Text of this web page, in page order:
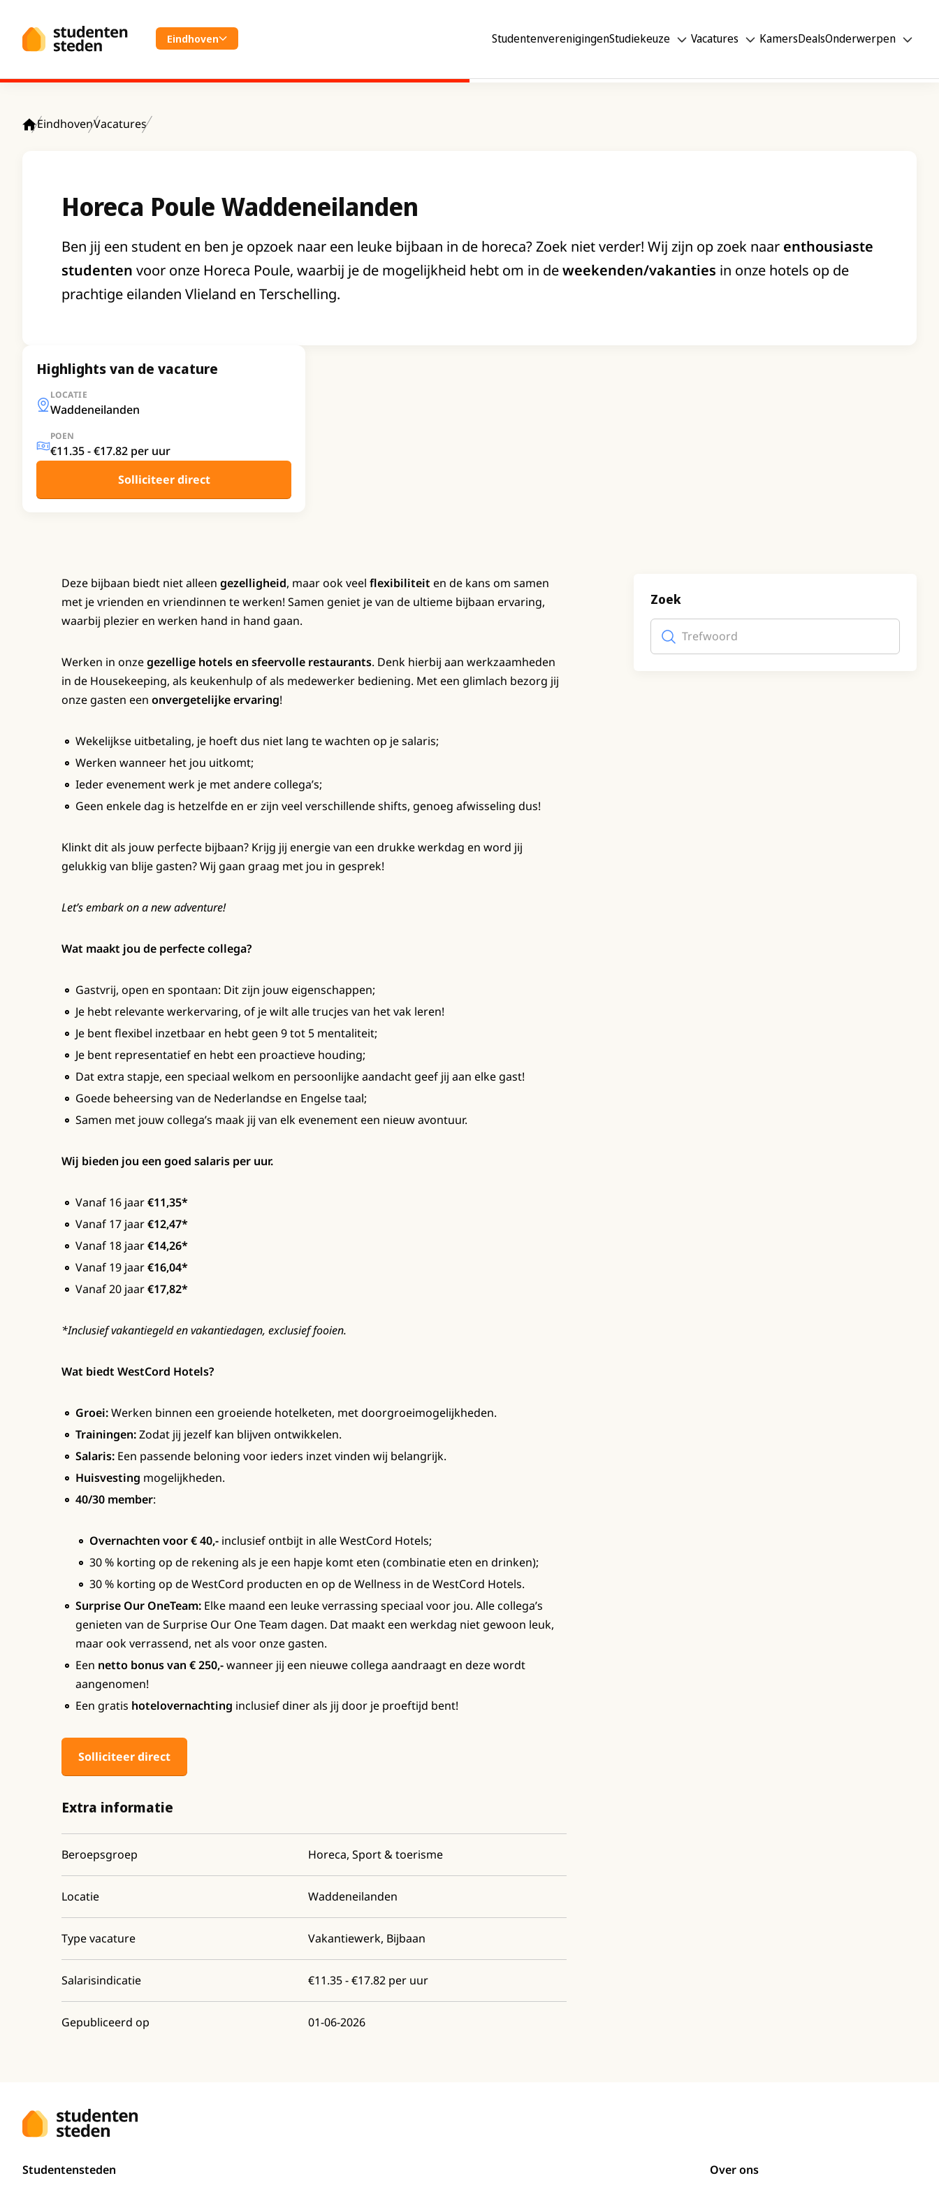
Eindhoven StudentenverenigingenStudiekeuze Vacatures KamersDealsOnderwerpen
EindhovenVacatures
Horeca Poule Waddeneilanden
Ben jij een student en ben je opzoek naar een leuke bijbaan in de horeca? Zoek niet verder! Wij zijn op zoek naar enthousiaste
studenten voor onze Horeca Poule, waarbij je de mogelijkheid hebt om in deweekenden/vakanties in onze hotels op de
prachtige eilanden Vlieland en Terschelling.
Highlights van de vacature
LOCATIE
Waddeneilanden
POEN
€11.35 - €17.82 per uur
Solliciteer direct
Deze bijbaan biedt niet alleen gezelligheid, maar ook veel flexibiliteit en de kans om samen
met je vrienden en vriendinnen te werken! Samen geniet je van de ultieme bijbaan ervaring,
waarbij plezier en werken hand in hand gaan.
Werken in onzegezellige hotels en sfeervolle restaurants. Denk hierbij aan werkzaamheden
in de Housekeeping, als keukenhulp of als medewerker bediening. Met een glimlach bezorg jij
onze gasten een onvergetelijke ervaring!
Wekelijkse uitbetaling, je hoeft dus niet lang te wachten op je salaris;
Werken wanneer het jou uitkomt;
Ieder evenement werk je met andere collega’s;
Geen enkele dag is hetzelfde en er zijn veel verschillende shifts, genoeg afwisseling dus!
Klinkt dit als jouw perfecte bijbaan? Krijg jij energie van een drukke werkdag en word jij
gelukkig van blije gasten? Wij gaan graag met jou in gesprek!
Let’s embark on a new adventure!
Wat maakt jou de perfecte collega?
Gastvrij, open en spontaan: Dit zijn jouw eigenschappen;
Je hebt relevante werkervaring, of je wilt alle trucjes van het vak leren!
Je bent flexibel inzetbaar en hebt geen 9 tot 5 mentaliteit;
Je bent representatief en hebt een proactieve houding;
Dat extra stapje, een speciaal welkom en persoonlijke aandacht geef jij aan elke gast!
Goede beheersing van de Nederlandse en Engelse taal;
Samen met jouw collega’s maak jij van elk evenement een nieuw avontuur.
Wij bieden jou een goed salaris per uur.
Vanaf 16 jaar€11,35*
Vanaf 17 jaar€12,47*
Vanaf 18 jaar€14,26*
Vanaf 19 jaar€16,04*
Vanaf 20 jaar€17,82*
*Inclusief vakantiegeld en vakantiedagen, exclusief fooien.
Wat biedt WestCord Hotels?
Groei:Werken binnen een groeiende hotelketen, met doorgroeimogelijkheden.
Trainingen:Zodat jij jezelf kan blijven ontwikkelen.
Salaris: Een passende beloning voor ieders inzet vinden wij belangrijk.
Huisvesting mogelijkheden.
40/30 member:
Overnachten voor € 40,- inclusief ontbijt in alle WestCord Hotels;
30 % korting op de rekening als je een hapje komt eten (combinatie eten en drinken);
30 % korting op de WestCord producten en op de Wellness in de WestCord Hotels.
Surprise Our OneTeam: Elke maand een leuke verrassing speciaal voor jou. Alle collega’s
genieten van de Surprise Our One Team dagen. Dat maakt een werkdag niet gewoon leuk,
maar ook verrassend, net als voor onze gasten.
Een netto bonus van € 250,-wanneer jij een nieuwe collega aandraagt en deze wordt
aangenomen!
Een gratis hotelovernachting inclusief diner als jij door je proeftijd bent!
Solliciteer direct
Extra informatie
Beroepsgroep Horeca, Sport & toerisme
Locatie Waddeneilanden
Type vacature Vakantiewerk, Bijbaan
Salarisindicatie €11.35 - €17.82 per uur
Gepubliceerd op 01-06-2026
Zoek
Trefwoord
Studentensteden
Over ons